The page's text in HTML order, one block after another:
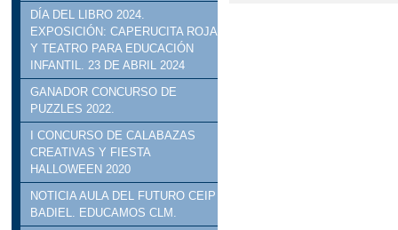
DÍA DEL LIBRO 2024.
EXPOSICIÓN: CAPERUCITA ROJA
Y TEATRO PARA EDUCACIÓN
INFANTIL. 23 DE ABRIL 2024
GANADOR CONCURSO DE
PUZZLES 2022.
I CONCURSO DE CALABAZAS
CREATIVAS Y FIESTA
HALLOWEEN 2020
NOTICIA AULA DEL FUTURO CEIP
BADIEL. EDUCAMOS CLM.